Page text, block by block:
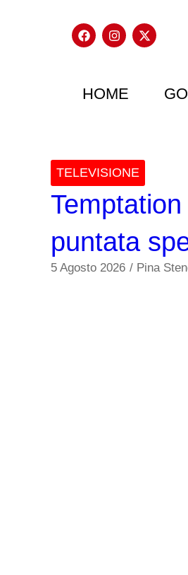
HOME
TELEVISIONE
puntata
5 Agosto 2026 / Pina